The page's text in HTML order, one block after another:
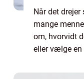
Når det
mange
om, hvorvidt
eller vælge en
kan det